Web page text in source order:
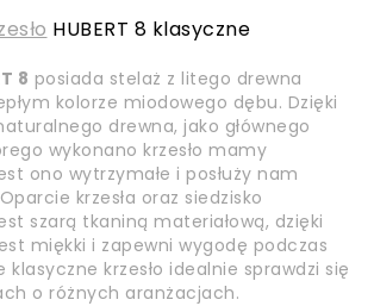
HUBERT 8 klasyczne
8 posiada stelaż z litego drewna
kolorze miodowego dębu. Dzięki
drewna, jako głównego
wykonano krzesło mamy
ono wytrzymałe i posłuży nam
krzesła oraz siedzisko
szarą tkaniną materiałową, dzięki
miękki i zapewni wygodę podczas
klasyczne krzesło idealnie sprawdzi się
o różnych aranżacjach.